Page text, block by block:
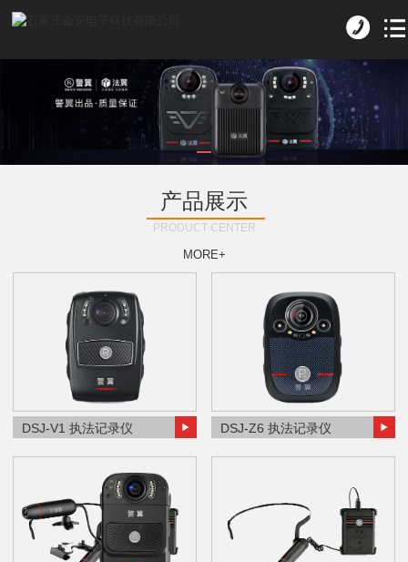
产品展示
PRODUCT CENTER
MORE+
DSJ-V1 执法记录仪 DSJ-Z6 执法记录仪